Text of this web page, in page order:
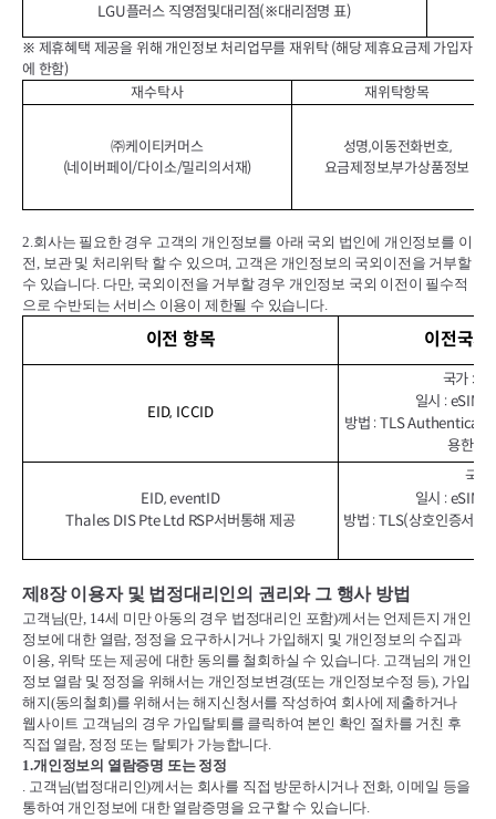
LGU플러스 직영점및대리점(※대리점명 표)
※ 제휴혜택 제공을 위해 개인정보 처리업무를 재위탁 (해당 제휴요금제 가입자
에 한함)
재수탁사
재위탁항목
㈜케이티커머스
(네이버페이/다이소/밀리의서재)
성명,이동전화번호,
요금제정보,부가상품정보
2.회사는 필요한 경우 고객의 개인정보를 아래 국외 법인에 개인정보를 이
전, 보관 및 처리위탁 할 수 있으며, 고객은 개인정보의 국외이전을 거부할
수 있습니다. 다만, 국외이전을 거부할 경우 개인정보 국외 이전이 필수적
으로 수반되는 서비스 이용이 제한될 수 있습니다.
이전 항목 이전국가
EID, ICCID
국가 : 벨
일시 : eSIM
방법 : TLS
용한 원
EID, eventID
Thales DIS Pte Ltd RSP서버통해 제공
국가
일시 : eSIM
방법 : TLS(상호인증서기
제 8장 이용자 및 법정대리인의 권리와 그 행사 방법
고객님(만, 14세 미만 아동의 경우 법정대리인 포함)께서는 언제든지 개인
정보에 대한 열람, 정정을 요구하시거나 가입해지 및 개인정보의 수집과
이용, 위탁 또는 제공에 대한 동의를 철회하실 수 있습니다. 고객님의 개인
정보 열람 및 정정을 위해서는 개인정보변경(또는 개인정보수정 등), 가입
해지(동의철회)를 위해서는 해지신청서를 작성하여 회사에 제출하거나
웹사이트 고객님의 경우 가입탈퇴를 클릭하여 본인 확인 절차를 거친 후
직접 열람, 정정 또는 탈퇴가 가능합니다.
1.개인정보의 열람증명 또는 정정
. 고객님(법정대리인)께서는 회사를 직접 방문하시거나 전화, 이메일 등을
통하여 개인정보에 대한 열람증명을 요구할 수 있습니다.